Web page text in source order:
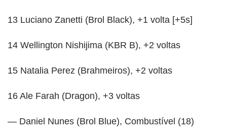
13 Luciano Zanetti (Brol Black), +1 volta [+5s]
14 Wellington Nishijima (KBR B), +2 voltas
15 Natalia Perez (Brahmeiros), +2 voltas
16 Ale Farah (Dragon), +3 voltas
— Daniel Nunes (Brol Blue), Combustível (18)